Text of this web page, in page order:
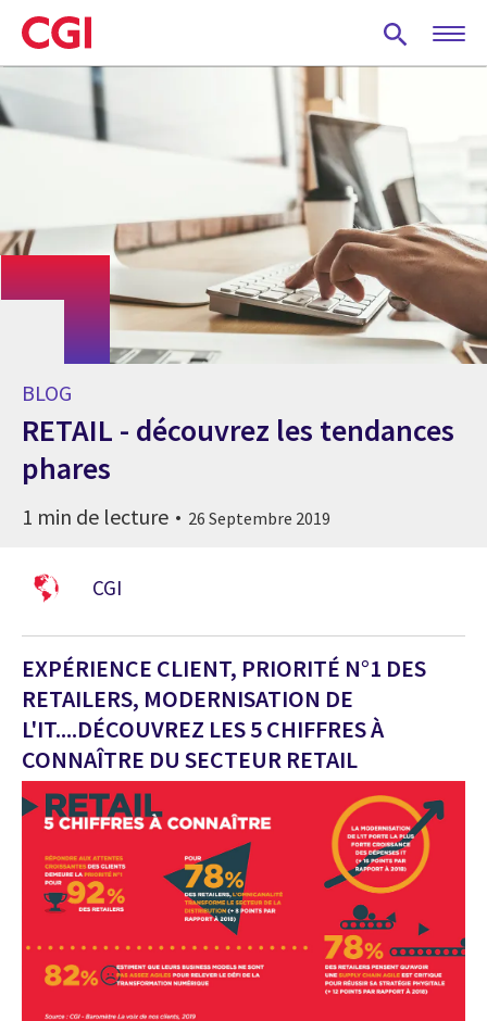
Skip
to
main
BLOG
RETAIL - découvrez les tendances
phares
1 min de lecture 26 Septembre 2019
CGI
EXPÉRIENCE CLIENT, PRIORITÉ N°1 DES
RETAILERS, MODERNISATION DE
L'IT....DÉCOUVREZ LES 5 CHIFFRES À
CONNAÎTRE DU SECTEUR RETAIL